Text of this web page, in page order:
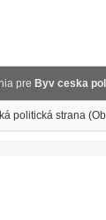
pre Byv ceska
politická strana